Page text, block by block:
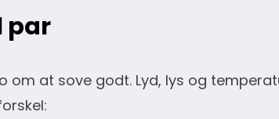
par
at sove godt. Lyd, lys og